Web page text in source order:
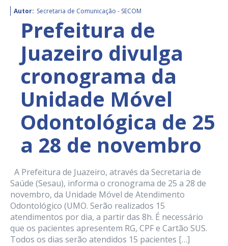
Autor: Secretaria de Comunicação - SECOM
Prefeitura de
Juazeiro divulga
cronograma da
Unidade Móvel
Odontológica de 25
a 28 de novembro
A Prefeitura de Juazeiro, através da Secretaria de
Saúde (Sesau), informa o cronograma de 25 a 28 de
novembro, da Unidade Móvel de Atendimento
Odontológico (UMO. Serão realizados 15
atendimentos por dia, a partir das 8h. É necessário
que os pacientes apresentem RG, CPF e Cartão SUS.
Todos os dias serão atendidos 15 pacientes […]